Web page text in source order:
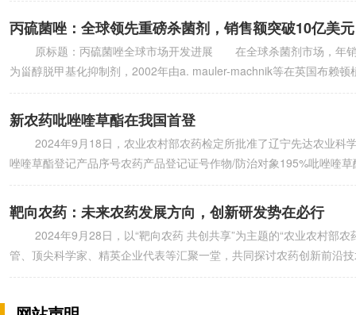
丙硫菌唑：全球领先重磅杀菌剂，销售额突破10亿美元
原标题：丙硫菌唑全球市场开发进展 在全球杀菌剂市场，年销
为甾醇脱甲基化抑制剂，2002年由a. mauler-machnik等在英国布赖
新农药吡唑喹草酯在我国首登
2024年9月18日，农业农村部农药检定所批准了辽宁先达农业科
唑喹草酯登记产品序号农药产品登记证号作物/防治对象195%吡唑喹
靶向农药：未来农药发展方向，创新研发势在必行
2024年9月28日，以“靶向农药 共创共享”为主题的“农业农村部农
管、顶尖科学家、精英企业代表等汇聚一堂，共同探讨农药创新前沿